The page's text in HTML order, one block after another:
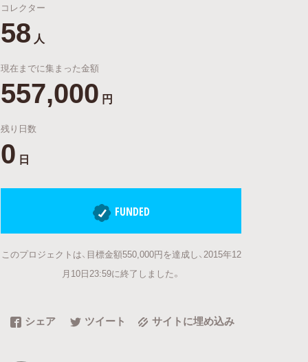
最新進捗報告から探す
コレクター
58 人
現在までに集まった金額
557,000 円
残り日数
0 日
FUNDED
このプロジェクトは、目標金額550,000円を達成し、2015年12
月10日23:59に終了しました。
シェア ツイート サイトに埋め込み